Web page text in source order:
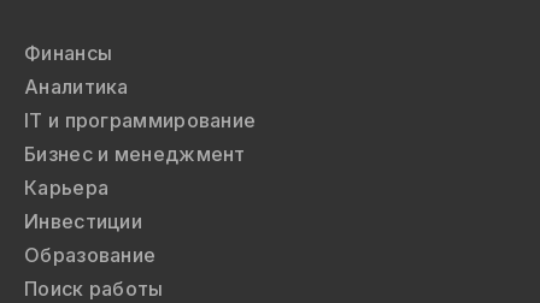
Финансы
Аналитика
IT и программирование
Бизнес и менеджмент
Карьера
Инвестиции
Образование
Поиск работы